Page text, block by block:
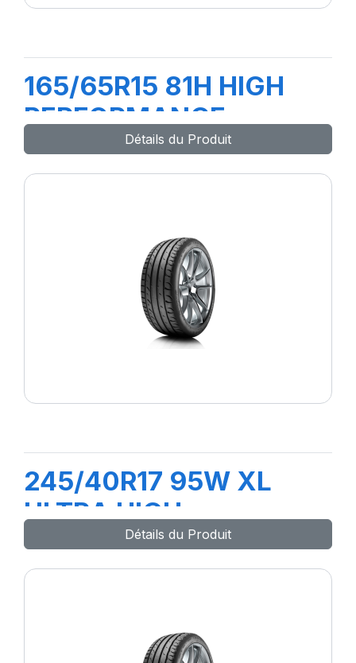
165/65R15 81H HIGH
PERFORMANCE
Détails du Produit
245/40R17 95W XL
ULTRA HIGH
PERFORMANCE
Détails du Produit